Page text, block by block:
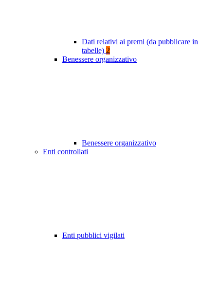
Dati relativi ai premi (da pubblicare in
tabelle) 2
Benessere organizzativo
Benessere organizzativo
Enti controllati
Enti pubblici vigilati